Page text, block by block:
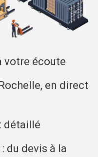
votre écoute
en direct
détaillé
du devis à la